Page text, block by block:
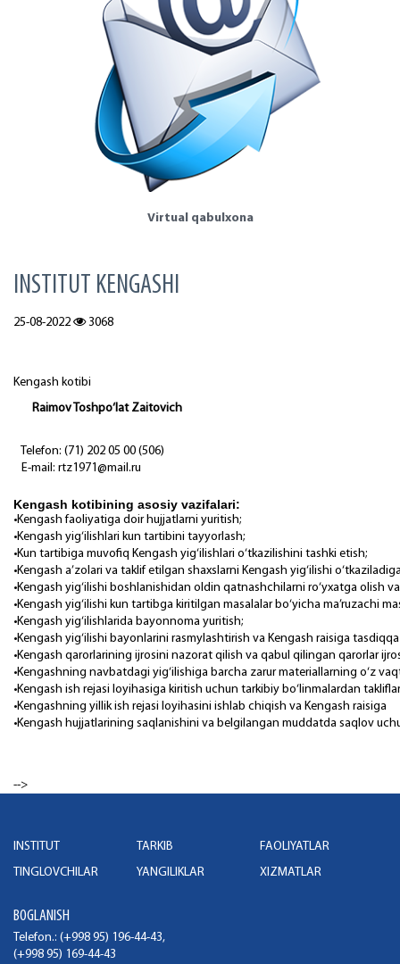
Virtual qabulxona
INSTITUT KENGASHI
25-08-2022 3068
Kengash kotibi
Raimov Toshpo‘lat Zaitovich
Telefon: (71) 202 05 00 (506)
E-mail: rtz1971@mail.ru
Kengash kotibining asosiy vazifalari:
•Kengash faoliyatiga doir hujjatlarni yuritish;
•Kengash yig‘ilishlari kun tartibini tayyorlash;
•Kun tartibiga muvofiq Kengash yig‘ilishlari o‘tkazilishini tashki etish;
•Kengash a’zolari va taklif etilgan shaxslarni
•Kengash yig‘ilishi boshlanishidan oldin qatnashchilarni
•Kengash yig‘ilishi kun tartibga kiritilgan masalalar bo‘yicha
•Kengash yig‘ilishlarida bayonnoma yuritish;
•Kengash yig‘ilishi bayonlarini rasmylashtirish va Kengash raisiga
•Kengash qarorlarining ijrosini nazorat qilish va qabul
•Kengashning navbatdagi yig‘ilishiga barcha
•Kengash ish rejasi loyihasiga kiritish uchun
•Kengashning yillik ish rejasi loyihasini
•Kengash hujjatlarining saqlanishini va belgilangan
-->
INSTITUT TARKIB
FAOLIYATLAR
TINGLOVCHILAR
YANGILIKLAR XIZMATLAR
BOGLANISH
Telefon.: (+998 95) 196-44-43,
(+998 95) 169-44-43